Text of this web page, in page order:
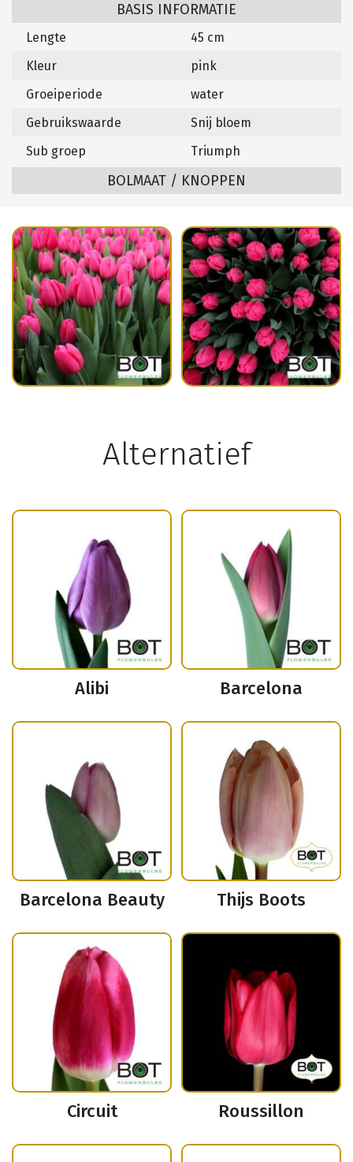
BASIS INFORMATIE
Lengte
45 cm
Kleur
pink
Groeiperiode
water
Gebruikswaarde
Snij bloem
Sub groep
Triumph
BOLMAAT / KNOPPEN
Alternatief
Alibi Barcelona
Barcelona Beauty Thijs Boots
Circuit Roussillon